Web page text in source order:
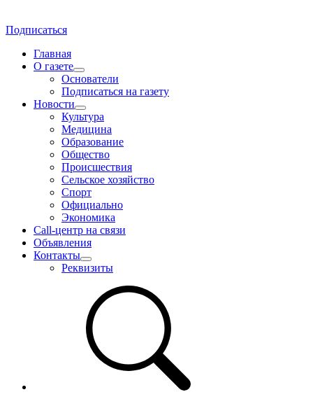
Подписаться
Главная
О газете
Основатели
Подписаться на газету
Новости
Культура
Медицина
Образование
Общество
Происшествия
Сельское хозяйство
Спорт
Официально
Экономика
Call-центр на связи
Объявления
Контакты
Реквизиты